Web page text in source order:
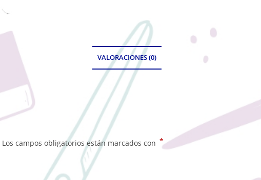
VALORACIONES (0)
Los campos obligatorios están marcados con *